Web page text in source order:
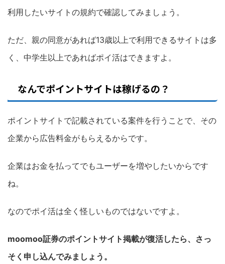
利用したいサイトの規約で確認してみましょう。
ただ、親の同意があれば13歳以上で利用できるサイトは多
く、中学生以上であればポイ活はできますよ。
なんでポイントサイトは稼げるの？
ポイントサイトで記載されている案件を行うことで、その
企業から広告料金がもらえるからです。
企業はお金を払ってでもユーザーを増やしたいからです
ね。
なのでポイ活は全く怪しいものではないですよ。
moomoo証券のポイントサイト掲載が復活したら、さっ
そく申し込んでみましょう。